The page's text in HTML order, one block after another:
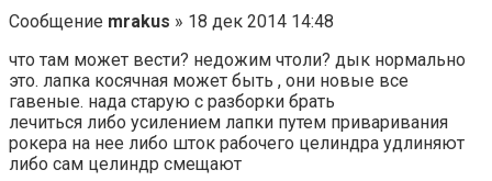
Сообщение mrakus » 18 дек 2014 14:48
что там может вести? недожим чтоли? дык нормально
это. лапка косячная может быть , они новые все
гавеные. нада старую с разборки брать
лечиться либо усилением лапки путем приваривания
рокера на нее либо шток рабочего целиндра удлиняют
либо сам целиндр смещают